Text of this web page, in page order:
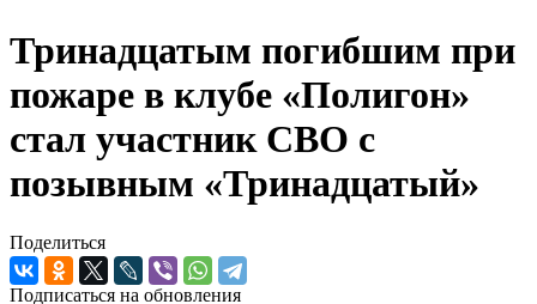
Тринадцатым погибшим при
пожаре в клубе «Полигон»
стал участник СВО с
позывным «Тринадцатый»
Поделиться
Подписаться на обновления